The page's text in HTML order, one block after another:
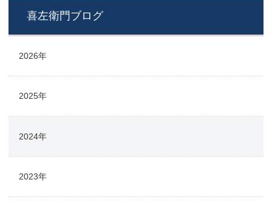
喜左衛門ブログ
2026年
2025年
2024年
2023年